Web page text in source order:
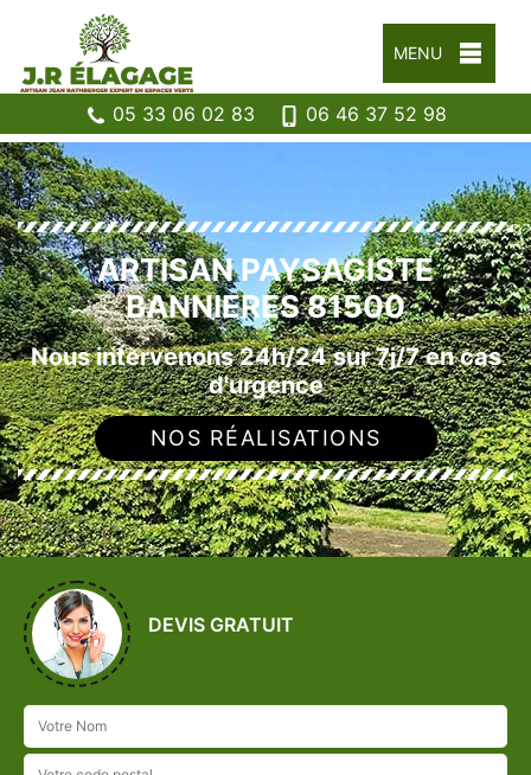
MENU
05 33 06 02 83 06 46 37 52 98
ARTISAN PAYSAGISTE
BANNIERES 81500
Nous intervenons 24h/24 sur 7j/7 en cas
d'urgence
NOS RÉALISATIONS
DEVIS GRATUIT